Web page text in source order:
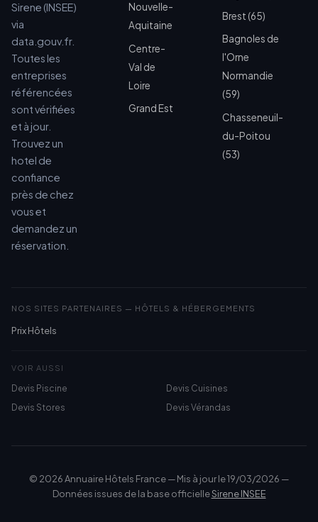
Sirene (INSEE)
via
data.gouv.fr.
Toutes les
entreprises
référencées
sont vérifiées
et à jour.
Trouvez un
hotel de
confiance
près de chez
vous et
demandez un
réservation.
Nouvelle-
Aquitaine
Centre-
Val de
Loire
Grand Est
Brest (65)
Bagnoles de
l'Orne
Normandie
(59)
Chasseneuil-
du-Poitou
(53)
NOS SITES PARTENAIRES — HÔTELS & HÉBERGEMENTS
Prix Hôtels
VOIR AUSSI
Devis Piscine
Devis Cuisines
Devis Stores
Devis Vérandas
© 2026 Annuaire Hôtels France — Mis à jour le 19/03/2026 —
Données issues de la base officielleSirene INSEE